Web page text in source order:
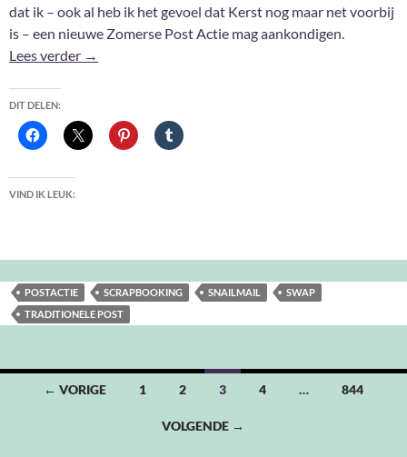
dat ik – ook al heb ik het gevoel dat Kerst nog maar net voorbij
is – een nieuwe Zomerse Post Actie mag aankondigen.
Lees verder Zwartraafje’s Zomerse Post Actie 2026 – Doe jij
→
DIT DELEN:
VIND IK LEUK:
POSTACTIE SCRAPBOOKING SNAILMAIL
SWAP
TRADITIONELE POST
Berichten
← VORIGE 1 2 3 4 … 844
VOLGENDE →